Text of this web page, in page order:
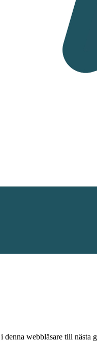
webbläsare till nästa